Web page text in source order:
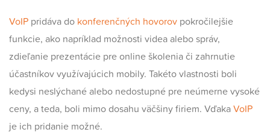
VoIP pridáva do konferenčných hovorov pokročilejšie
funkcie, ako napríklad možnosti videa alebo správ,
zdieľanie prezentácie pre online školenia či zahrnutie
účastníkov využívajúcich mobily. Takéto vlastnosti boli
kedysi neslýchané alebo nedostupné pre neúmerne vysoké
ceny, a teda, boli mimo dosahu väčšiny firiem. VďakaVoIP
je ich pridanie možné.